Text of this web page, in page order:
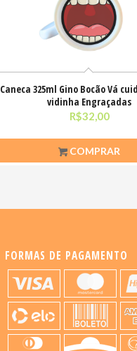
Caneca 325ml Gino Bocão Vá
vidinha Engraçadas
R$32,00
COMPRAR
FORMAS DE PAGAMENTO